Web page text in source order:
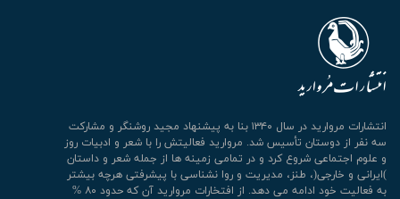
انتشارات مروارید در سال ۱۳۴۰ بنا به پیشنهاد مجید روشنگر و مشارکت
سه نفر از دوستان تأسیس شد. مروارید فعالیتش را با شعر و ادبیات روز
و علوم اجتماعی شروع کرد و در تمامی زمینه ها از جمله شعر و داستان
)ایرانی و خارجی(، طنز، مدیریت و روا نشناسی با پیشرفتی هرچه بیشتر
به فعالیت خود ادامه می دهد. از افتخارات مروارید آن که حدود ۸۰ %